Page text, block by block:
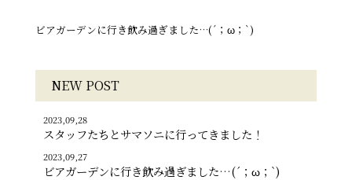
ビアガーデンに行き飲み過ぎました…(´；ω；`)
NEW POST
2023,09,28
スタッフたちとサマソニに行ってきました！
2023,09,27
ビアガーデンに行き飲み過ぎました…(´；ω；`)